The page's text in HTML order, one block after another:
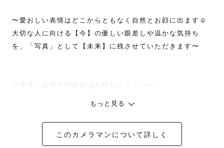
〜愛おしい表情はどこからともなく自然とお顔に出ます☺️
大切な人に向ける【今】の優しい眼差しや温かな気持ち
を、「写真」として【未来】に残させていただきます〜
ー埼玉・大宮での撮影はお任せくださいー
所です🌸）
もっと見る
このカメラマンについて詳しく